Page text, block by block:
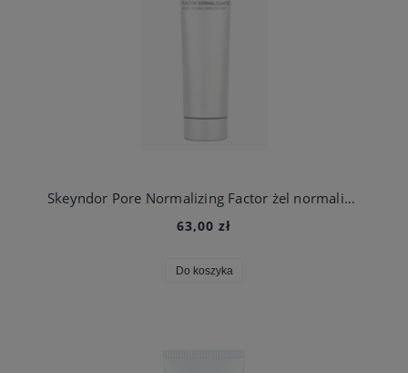
Skeyndor Pore Normalizing Factor żel normalizujący do skóry tłustej skłonnej do trądziku
63,00 zł
Do koszyka